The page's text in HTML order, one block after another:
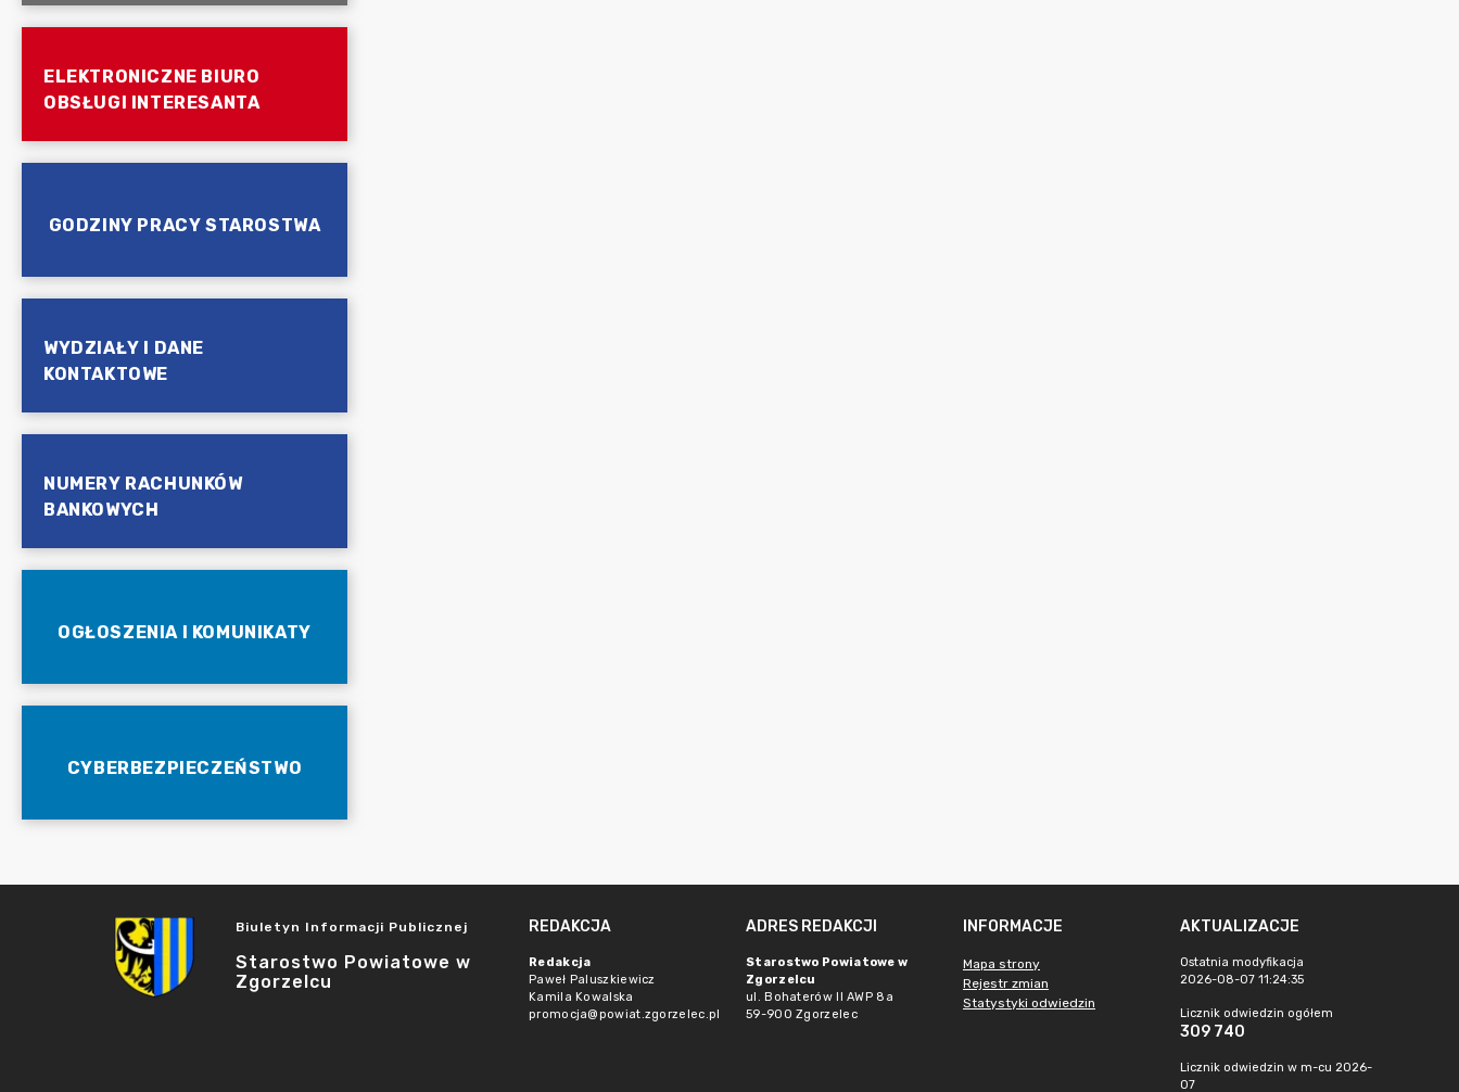
ELEKTRONICZNE BIURO
OBSŁUGI INTERESANTA
GODZINY PRACY STAROSTWA
WYDZIAŁY I DANE
KONTAKTOWE
NUMERY RACHUNKÓW
BANKOWYCH
OGŁOSZENIA I KOMUNIKATY
CYBERBEZPIECZEŃSTWO
Biuletyn Informacji Publicznej
Starostwo Powiatowe w
Zgorzelcu
REDAKCJA
Redakcja
Paweł Paluszkiewicz
Kamila Kowalska
promocja@powiat.zgorzelec.pl
ADRES REDAKCJI
Starostwo Powiatowe w
Zgorzelcu
ul. Bohaterów II AWP 8a
59-900 Zgorzelec
INFORMACJE
Mapa strony
Rejestr zmian
Statystyki odwiedzin
AKTUALIZACJE
Ostatnia modyfikacja
2026-08-07 11:24:35
Licznik odwiedzin ogółem
309 740
Licznik odwiedzin w m-cu 2026-
07